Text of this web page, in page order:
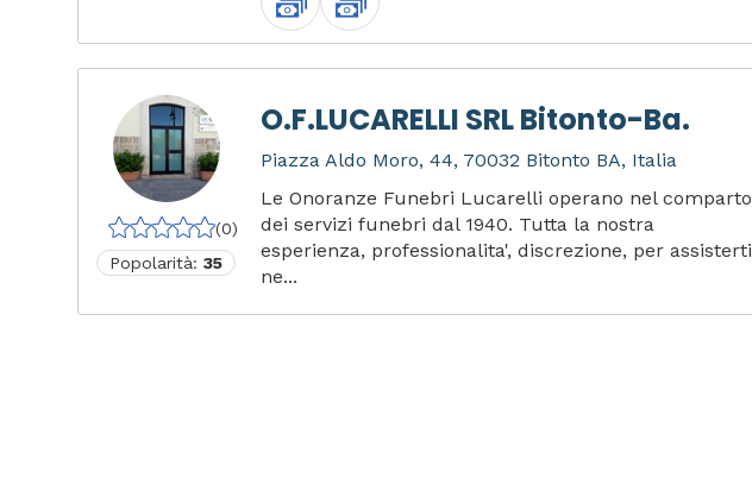
(0)
Popolarità: 35
O.F.LUCARELLI SRL Bitonto-Ba.
Piazza Aldo Moro, 44, 70032 Bitonto BA, Italia
Le Onoranze Funebri Lucarelli operano nel comparto
dei servizi funebri dal 1940. Tutta la nostra
esperienza, professionalita', discrezione, per assisterti
ne...